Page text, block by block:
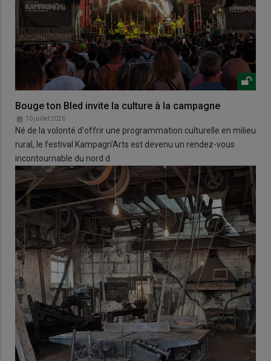
Bouge ton Bled invite la culture à la campagne
10 juillet 2026
Né de la volonté d'offrir une programmation culturelle en milieu
rural, le festival Kampagn'Arts est devenu un rendez-vous
incontournable du nord d